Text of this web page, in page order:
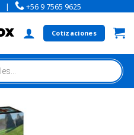
| +56 9 7565 9625
Cotizaciones